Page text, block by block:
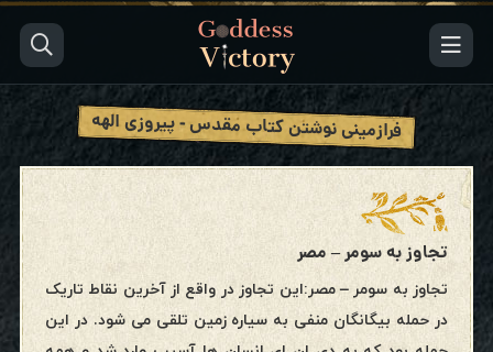
فرازمینی نوشتن کتاب مقدس - پیروزی الهه
تجاوز به سومر – مصر
تجاوز به سومر – مصر:این تجاوز در واقع از آخرین نقاط تاریک
در حمله بیگانگان منفی به سیاره زمین تلقی می شود. در این